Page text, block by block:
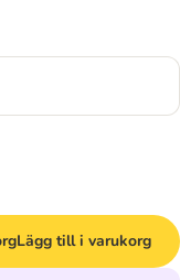
Lägg till i varukorg